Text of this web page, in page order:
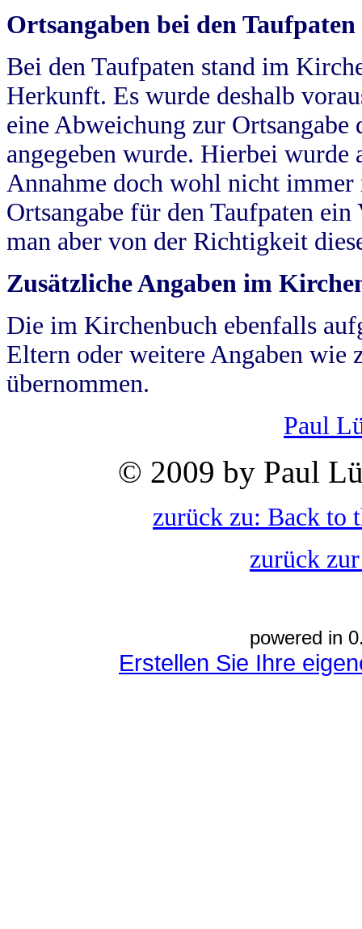
Ortsangaben bei den Taufpaten
Bei den Taufpaten stand im
Herkunft. Es wurde deshalb
eine Abweichung zur
angegeben wurde. Hierbei wurde
Annahme doch wohl nicht
Ortsangabe für den Taufpaten
man aber von der Richtigkeit
Zusätzliche Angaben im
Die im Kirchenbuch ebenfalls
Eltern oder weitere Angaben wie
übernommen.
Paul
© 2009 by Paul
zurück zu: Back to
zurück
powered in
Erstellen Sie Ihre